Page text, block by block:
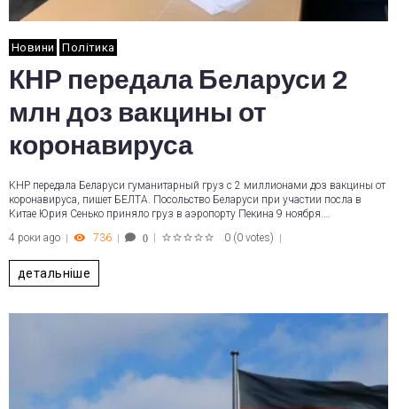
Новини Політика
КНР передала Беларуси 2
млн доз вакцины от
коронавируса
КНР передала Беларуси гуманитарный груз с 2 миллионами доз вакцины от
коронавируса, пишет БЕЛТА. Посольство Беларуси при участии посла в
Китае Юрия Сенько приняло груз в аэропорту Пекина 9 ноября.…
4 роки ago
736 0 0 (0 votes)
детальніше